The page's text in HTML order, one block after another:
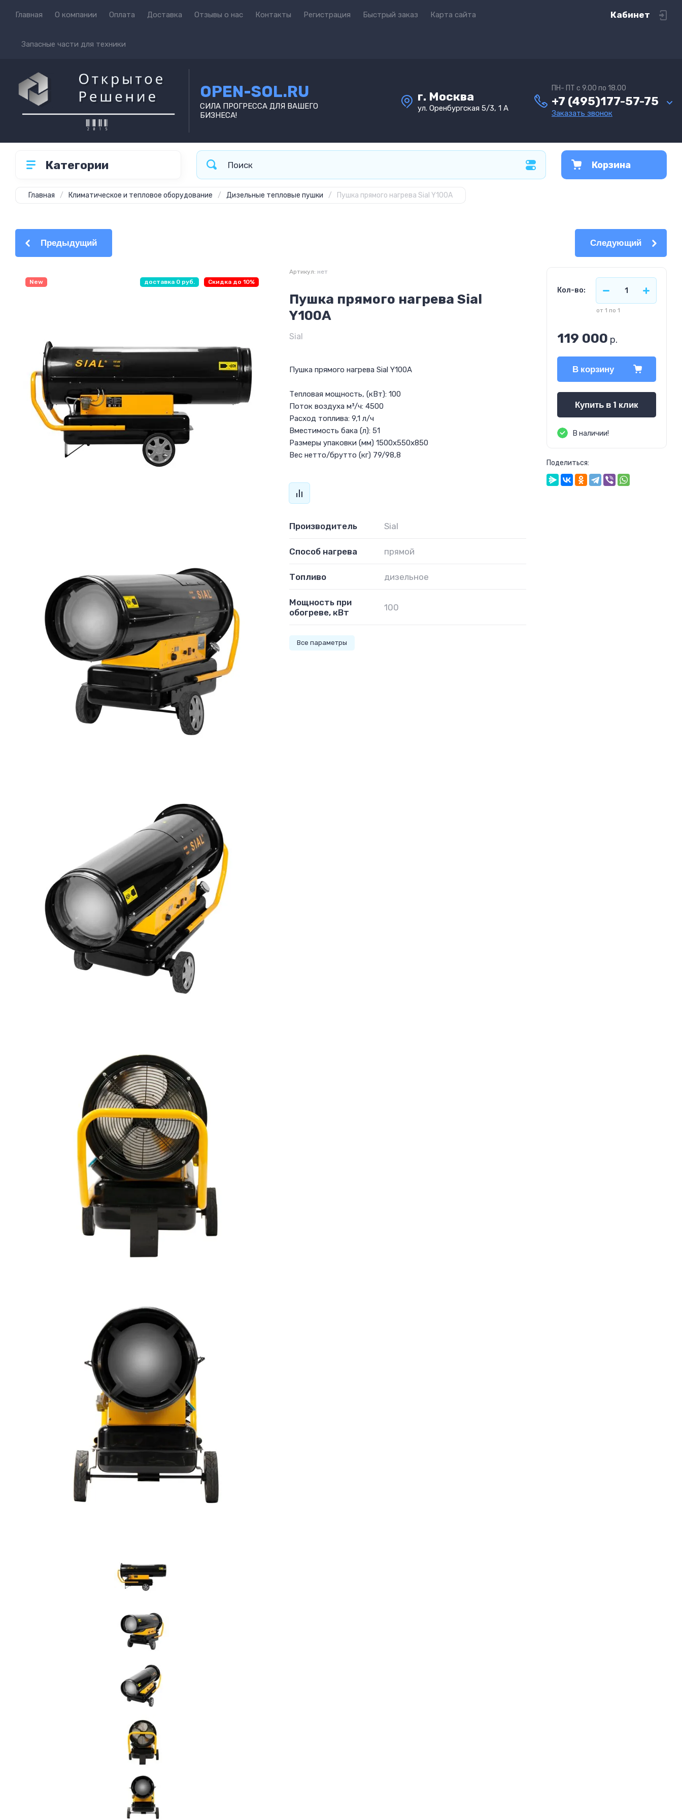
Главная О компании Оплата Доставка Отзывы о нас Контакты Регистрация Быстрый заказ Карта сайта
Запасные части для техники
Кабинет
OPEN-SOL.RU
СИЛА ПРОГРЕССА ДЛЯ ВАШЕГО
БИЗНЕСА!
г. Москва
ул. Оренбургская 5/3, 1 А
ПН- ПТ с 9.00 по 18.00
+7 (495)177-57-75
Заказать звонок
Категории Корзина
Главная / Климатическое и тепловое оборудование / Дизельные тепловые пушки / Пушка прямого нагрева Sial Y100A
Предыдущий Следующий
New доставка 0 руб. Скидка до 10%
Артикул: нет
Пушка прямого нагрева Sial
Y100A
Sial
Пушка прямого нагрева Sial Y100A
Тепловая мощность, (кВт): 100
Поток воздуха м³/ч: 4500
Расход топлива: 9,1 л/ч
Вместимость бака (л): 51
Размеры упаковки (мм) 1500х550х850
Вес нетто/брутто (кг) 79/98,8
Производитель Sial
Способ нагрева прямой
Топливо дизельное
Мощность при
обогреве, кВт
100
Все параметры
Кол-во:
от 1 по 1
119 000 р.
В корзину
Купить в 1 клик
В наличии!
Поделиться: